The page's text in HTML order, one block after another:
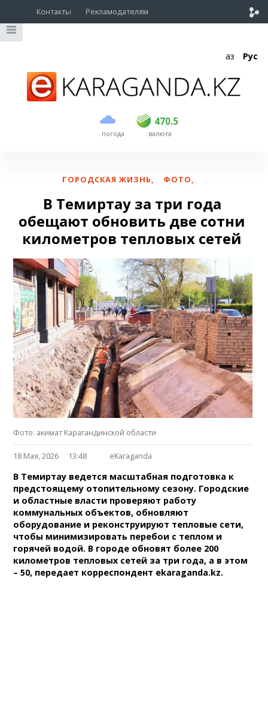
Контакты Рекламодателям
Қаз Рус
погода
470.5
USD 469 470.5
EUR валюта
ГОРОДСКАЯ ЖИЗНЬ, ФОТО,
В Темиртау за три года
обещают обновить две сотни
километров тепловых сетей
Фото: акимат Карагандинской области
18 Мая, 2026 13:48 eKaraganda
В Темиртау ведется масштабная подготовка к
предстоящему отопительному сезону. Городские
и областные власти проверяют работу
коммунальных объектов, обновляют
оборудование и реконструируют тепловые сети,
чтобы минимизировать перебои с теплом и
горячей водой. В городе обновят более 200
километров тепловых сетей за три года, а в этом
– 50, передает корреспондент ekaraganda.kz.